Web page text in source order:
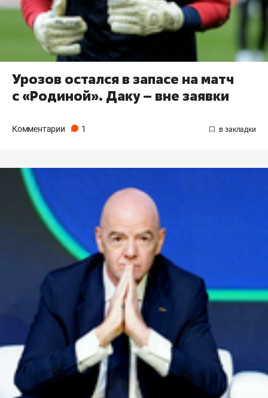
Урозов остался в запасе на матч
с «Родиной». Даку – вне заявки
Комментарии 1